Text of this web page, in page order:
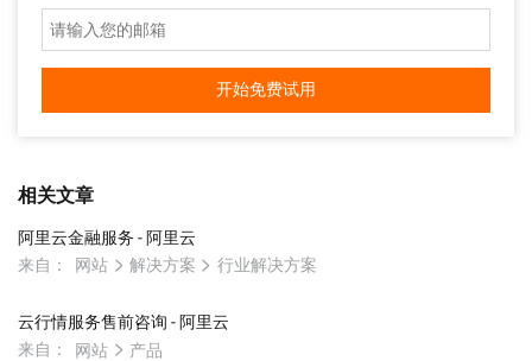
开始免费试用
相关文章
阿里云金融服务 - 阿里云
来自：
网站 解决方案 行业解决方案
云行情服务售前咨询 - 阿里云
来自：
网站 产品